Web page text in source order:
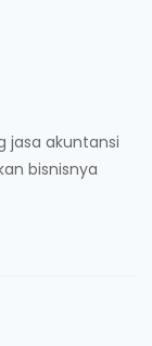
jasa akuntansi
bisnisnya